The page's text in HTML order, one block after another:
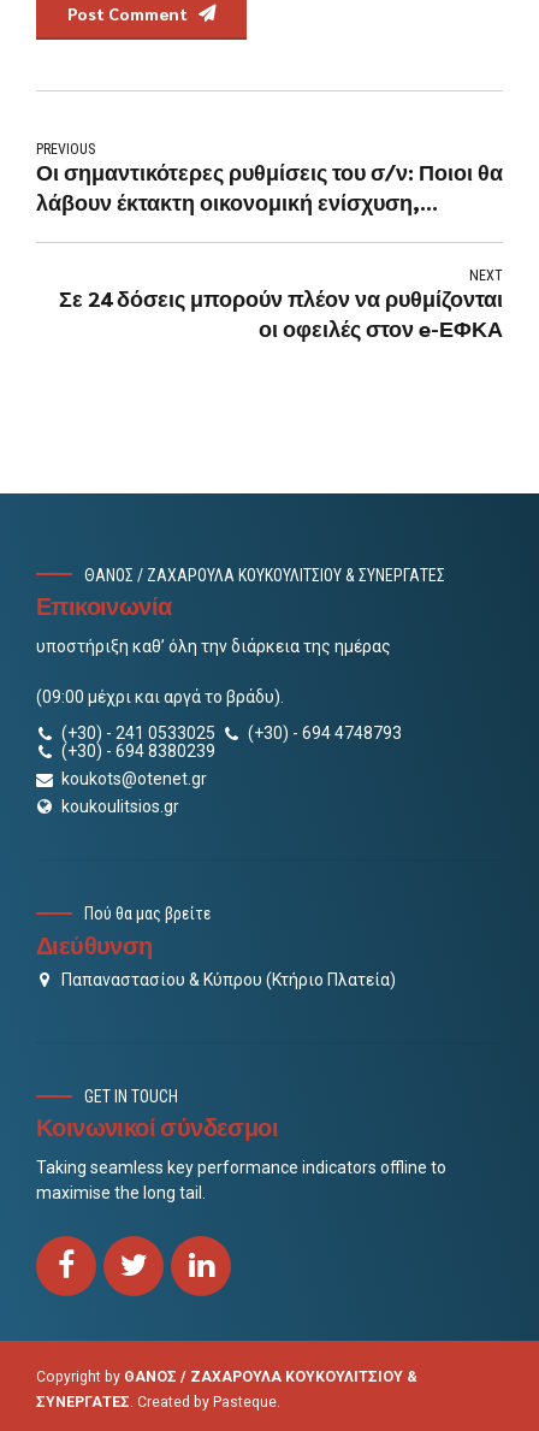
Post Comment
PREVIOUS
Οι σημαντικότερες ρυθμίσεις του σ/ν: Ποιοι θα
λάβουν έκτακτη οικονομική ενίσχυση,
οφειλώ
NEXT
Σε 24 δόσεις μπορούν πλέον να ρυθμίζονται
οι οφειλές στον e-ΕΦΚΑ
ΘΑΝΟΣ / ΖΑΧΑΡΟΥΛΑ ΚΟΥΚΟΥΛΙΤΣΙΟΥ & ΣΥΝΕΡΓΑΤΕΣ
Επικοινωνία
υποστήριξη καθ’ όλη την διάρκεια της ημέρας
(09:00 μέχρι και αργά το βράδυ).
(+30) - 241 0533025
(+30) - 694 4748793
(+30) - 694 8380239
koukots@otenet.gr
koukoulitsios.gr
Πού θα μας βρείτε
Διεύθυνση
Παπαναστασίου & Κύπρου (Κτήριο Πλατεία)
GET IN TOUCH
Κοινωνικοί σύνδεσμοι
Taking seamless key performance indicators offline to
maximise the long tail.
Copyright by ΘΑΝΟΣ / ΖΑΧΑΡΟΥΛΑ ΚΟΥΚΟΥΛΙΤΣΙΟΥ &
ΣΥΝΕΡΓΑΤΕΣ . Created by Pasteque